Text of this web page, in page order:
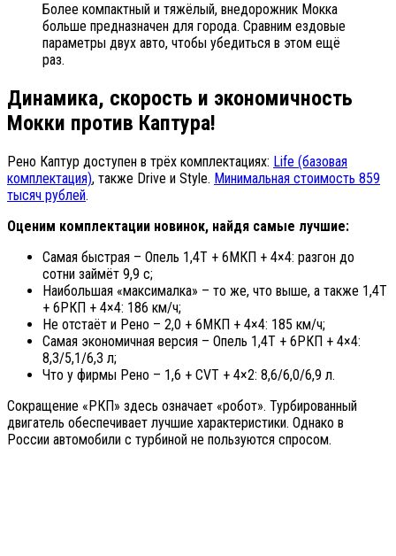
Более компактный и тяжёлый, внедорожник Мокка
больше предназначен для города. Сравним ездовые
параметры двух авто, чтобы убедиться в этом ещё
раз.
Динамика, скорость и экономичность
Мокки против Каптура!
Рено Каптур доступен в трёх комплектациях: Life (базовая
комплектация), также Drive и Style. Минимальная стоимость 859
тысяч рублей.
Оценим комплектации новинок, найдя самые лучшие:
Самая быстрая – Опель 1,4Т + 6МКП + 4×4: разгон до
сотни займёт 9,9 с;
Наибольшая «максималка» – то же, что выше, а также 1,4Т
+ 6РКП + 4×4: 186 км/ч;
Не отстаёт и Рено – 2,0 + 6МКП + 4×4: 185 км/ч;
Самая экономичная версия – Опель 1,4Т + 6РКП + 4×4:
8,3/5,1/6,3 л;
Что у фирмы Рено – 1,6 + CVT + 4×2: 8,6/6,0/6,9 л.
Сокращение «РКП» здесь означает «робот». Турбированный
двигатель обеспечивает лучшие характеристики. Однако в
России автомобили с турбиной не пользуются спросом.